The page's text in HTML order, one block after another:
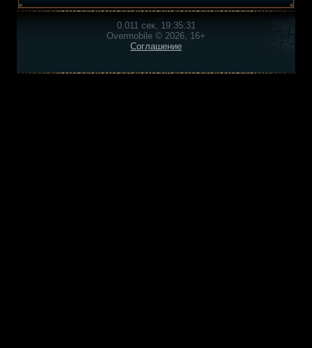
0.011 сек, 19:35:31
Overmobile © 2026, 16+
Соглашение